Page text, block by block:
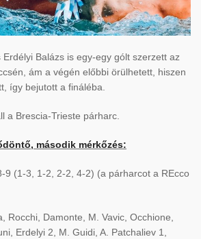
Balázs is egy-egy gólt szerzett az
ám a végén előbbi örülhetett, hiszen
így bejutott a fináléba.
a Brescia-Trieste párharc.
második mérkőzés:
9 (1-3, 1-2, 2-2, 4-2) (a párharcot a REcco
Rocchi, Damonte, M. Vavic, Occhione,
Erdelyi 2, M. Guidi, A. Patchaliev 1,